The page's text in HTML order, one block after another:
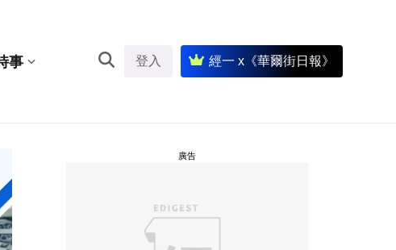
事 登入 經一 x《華爾街日報》
廣告